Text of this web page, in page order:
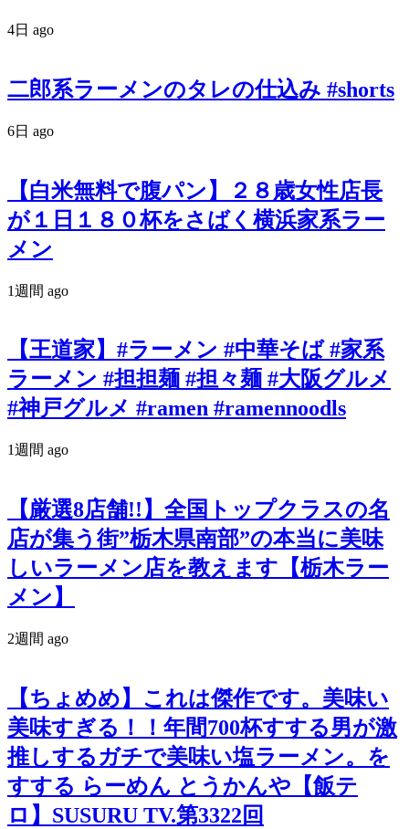
4日 ago
二郎系ラーメンのタレの仕込み #shorts
6日 ago
【白米無料で腹パン】２８歳女性店長
が１日１８０杯をさばく横浜家系ラー
メン
1週間 ago
【王道家】#ラーメン #中華そば #家系
ラーメン #担担麺 #担々麺 #大阪グルメ
#神戸グルメ #ramen #ramennoodls
1週間 ago
【厳選8店舗!!】全国トップクラスの名
店が集う街”栃木県南部”の本当に美味
しいラーメン店を教えます【栃木ラー
メン】
2週間 ago
【ちょめめ】これは傑作です。美味い
美味すぎる！！年間700杯すする男が激
推しするガチで美味い塩ラーメン。を
すする らーめん とうかんや【飯テ
ロ】SUSURU TV.第3322回